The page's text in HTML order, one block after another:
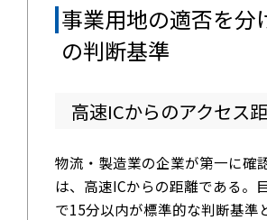
事業用地の適否を分
の判断基準
高速ICからのアクセス
物流・製造業の企業が第一に確
は、高速ICからの距離である。
で15分以内が標準的な判断基準